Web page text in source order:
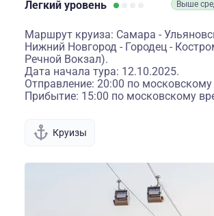
Легкий уровень Выше
Маршрут круиза: Самара -
Нижний Новгород - Городец -
Речной Вокзал).
Дата начала тура: 12.10.2025.
Отправление: 20:00 по
Прибытие: 15:00 по московскому
Круизы